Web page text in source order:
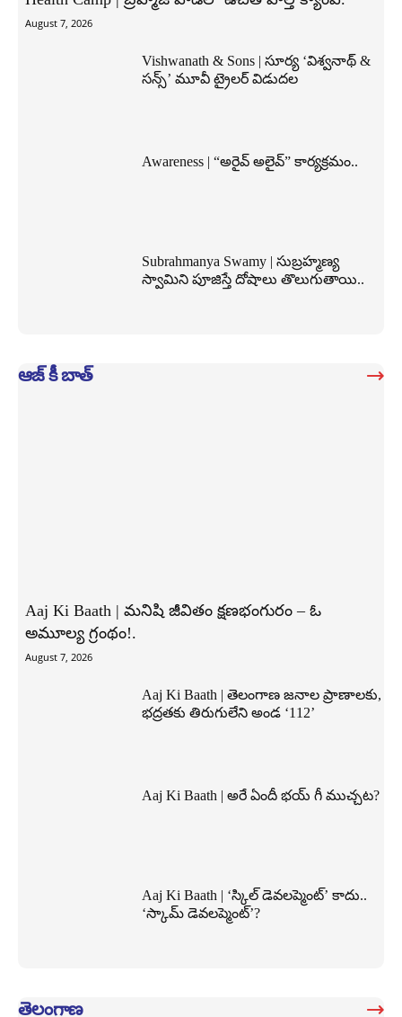
August 7, 2026
Vishwanath & Sons | సూర్య ‘విశ్వనాథ్ &
సన్స్’ మూవీ ట్రైలర్ విడుదల
Awareness | “అరైవ్ అలైవ్” కార్యక్రమం..
Subrahmanya Swamy | సుబ్రహ్మణ్య
స్వామిని పూజిస్తే దోషాలు తొలుగుతాయి..
ఆజ్ కీ బాత్
Aaj Ki Baath | మనిషి జీవితం క్షణభంగురం – ఓ
అమూల్య గ్రంథం!.
August 7, 2026
Aaj Ki Baath | తెలంగాణ జనాల ప్రాణాలకు,
భద్రతకు తిరుగులేని అండ ‘112’
Aaj Ki Baath | అరే ఏందీ భయ్ గీ ముచ్చట?
Aaj Ki Baath | ‘స్కిల్ డెవలప్మెంట్’ కాదు..
‘స్కామ్ డెవలప్మెంట్’?
తెలంగాణ